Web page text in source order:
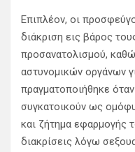
Επιπλέον, οι
διάκριση εις βάρος
προσανατολισμού,
αστυνομικών οργάνων
πραγματοποιήθηκε
συγκατοικούν ως
και ζήτημα εφαρμογής
διακρίσεις λόγω